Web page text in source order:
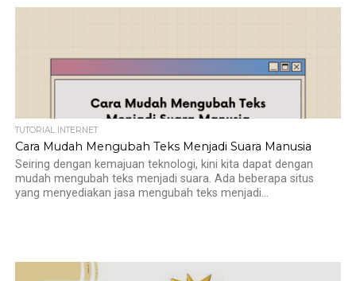
TUTORIAL INTERNET
Cara Mudah Mengubah Teks Menjadi Suara Manusia
Seiring dengan kemajuan teknologi, kini kita dapat dengan
mudah mengubah teks menjadi suara. Ada beberapa situs
yang menyediakan jasa mengubah teks menjadi...